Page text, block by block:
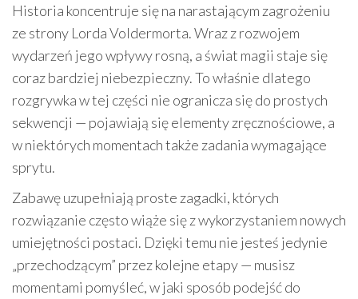
Historia koncentruje się na narastającym zagrożeniu
ze strony Lorda Voldermorta. Wraz z rozwojem
wydarzeń jego wpływy rosną, a świat magii staje się
coraz bardziej niebezpieczny. To właśnie dlatego
rozgrywka w tej części nie ogranicza się do prostych
sekwencji — pojawiają się elementy zręcznościowe, a
w niektórych momentach także zadania wymagające
sprytu.
Zabawę uzupełniają proste zagadki, których
rozwiązanie często wiąże się z wykorzystaniem nowych
umiejętności postaci. Dzięki temu nie jesteś jedynie
„przechodzącym” przez kolejne etapy — musisz
momentami pomyśleć, w jaki sposób podejść do